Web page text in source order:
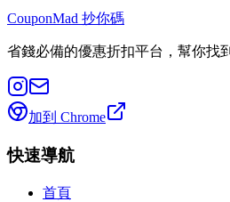
CouponMad 抄你碼
省錢必備的優惠折扣平台，幫你找
加到 Chrome
快速導航
首頁